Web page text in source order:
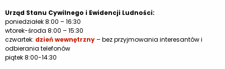
Urząd Stanu Cywilnego i Ewidencji Ludności:
poniedziałek 8:00 – 16:30
wtorek-środa 8:00 – 15:30
czwartek: dzień wewnętrzny– bez przyjmowania interesantów i
odbierania telefonów
piątek 8:00-14:30